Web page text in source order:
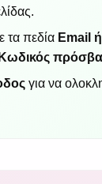
πεδία Email
Κωδικός
για να